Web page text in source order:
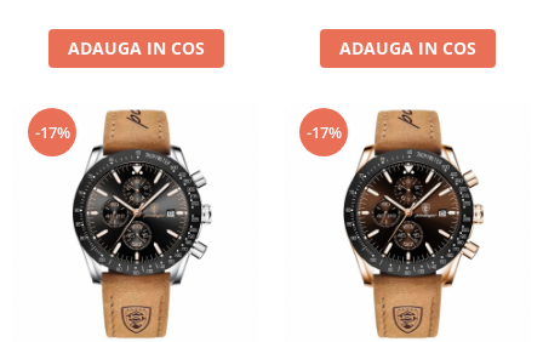
ADAUGA IN COS ADAUGA IN COS
-17% -17%